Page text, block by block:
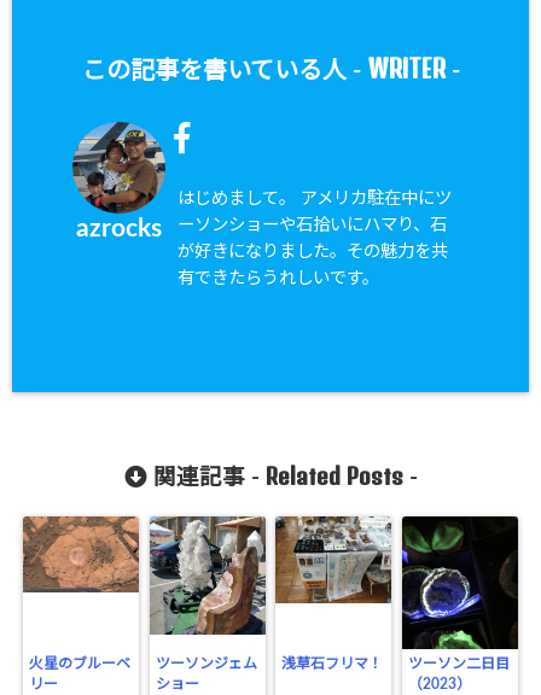
この記事を書いている人 - WRITER-
azrocks
はじめまして。 アメリカ駐在中にツ
ーソンショーや石拾いにハマり、石
が好きになりました。その魅力を共
有できたらうれしいです。
関連記事 - Related Posts-
火星のブルーベ
リー
ツーソンジェム
ショー
浅草石フリマ！
ツーソン二日目
（2023）